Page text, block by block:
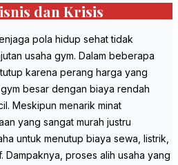
dan Krisis
pola hidup sehat tidak
usaha gym. Dalam beberapa
karena perang harga yang
besar dengan biaya rendah
Meskipun menarik minat
yang sangat murah justru
untuk menutup biaya sewa, listrik,
Dampaknya, proses alih usaha yang